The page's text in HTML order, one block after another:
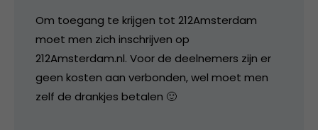
Om toegang te krijgen tot 212Amsterdam
moet men zich inschrijven op
212Amsterdam.nl. Voor de deelnemers zijn er
geen kosten aan verbonden, wel moet men
zelf de drankjes betalen 🙂